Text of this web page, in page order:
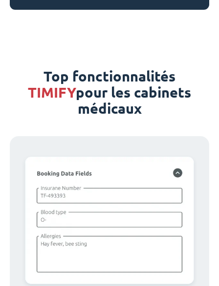
Top fonctionnalités
TIMIFYpour les cabinets
médicaux